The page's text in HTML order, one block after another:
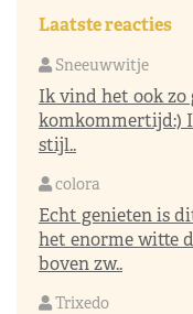
Laatste reacties
Sneeuwwitje
Ik vind het ook
komkommertijd:)
stijl..
colora
Echt genieten is
het enorme witte
boven zw..
Trixedo